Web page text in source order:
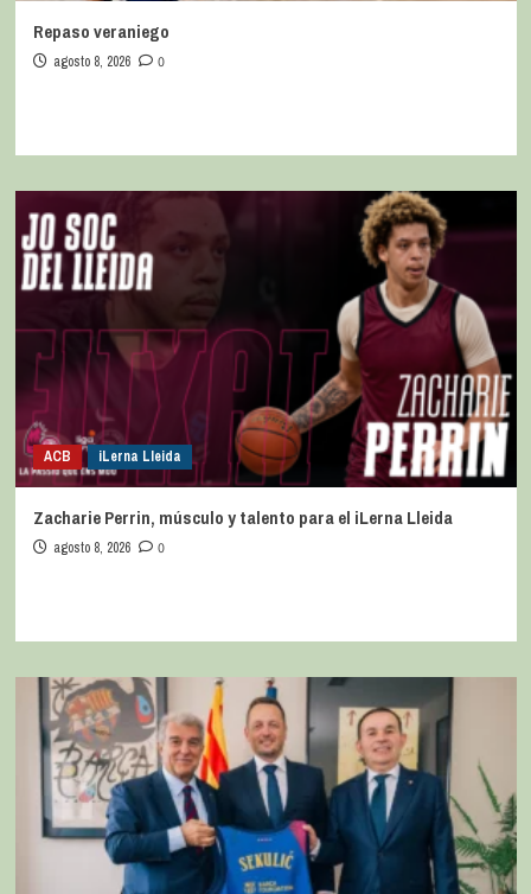
Repaso veraniego
agosto 8, 2026 0
ACB iLerna Lleida
Zacharie Perrin, músculo y talento para el iLerna Lleida
agosto 8, 2026 0